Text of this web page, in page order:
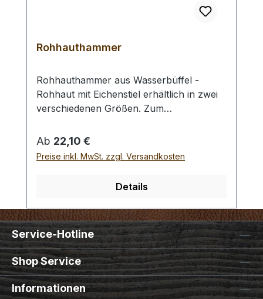
Rohhauthammer
Rohhauthammer aus Wasserbüffel -
Rohhaut mit Eichenstiel erhältlich in zwei
verschiedenen Größen. Zum
Locheisen, Punziereisen, etc.
Auswahlliste:#1 Gesamtgewicht: 295
Gramm / Kopf - Ø : 48 mm / Gesamtlänge
Kopf - Ø : 42 mm / Gesamtlänge : 290 mm
- Bei einer Bestellung 1 Stück erhalten Sie
1 Rohhauthammer der gewählten Größe.
Regulärer Preis:
Ab 22,10 €
Preise inkl. MwSt. zzgl. Versandkosten
Details
Service-Hotline
Shop Service
Informationen